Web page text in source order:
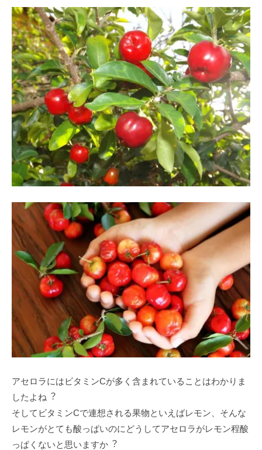
アセロラにはビタミンCが多く含まれていることはわかりま
したよね︖
そしてビタミンCで連想される果物といえばレモン、そんな
レモンがとても酸っぱいのにどうしてアセロラがレモン程酸
っぱくないと思いますか︖